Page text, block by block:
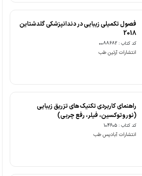
فصول تکمیلی زیبایی در دندانپزشکی گلدشتاین
2018
کد کتاب : 0088682
انتشارات آرتین طب
راهنمای کاربردی تکنیک های تزریق زیبایی
(نوروتوکسین، فیلر، رفع چربی)
کد کتاب : 104605
انتشارات آبادیس طب